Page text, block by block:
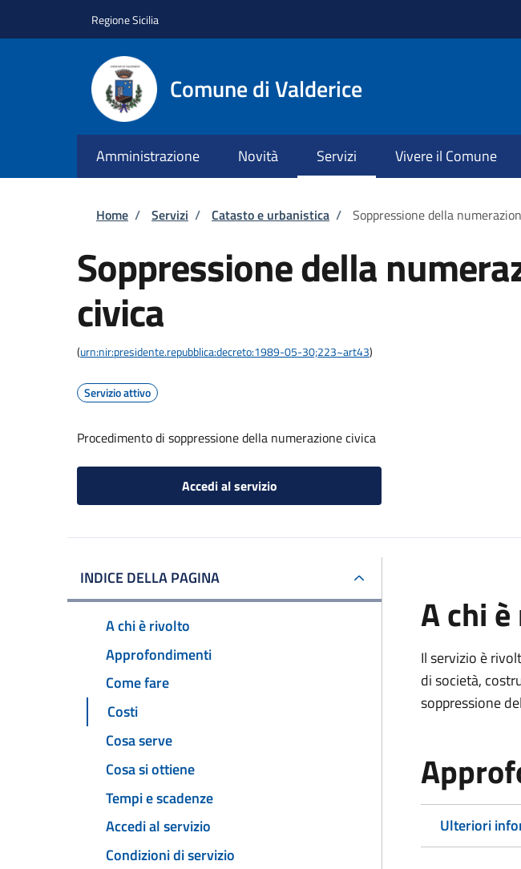
Regione Sicilia
Comune di Valderice
Amministrazione Novità Servizi Vivere il Comune
Briciole di pane
Home / Servizi / Catasto e urbanistica / Soppressione della
Soppressione della
civica
(urn:nir:presidente.repubblica:decreto:1989-05-30;223~art43)
Servizio attivo
Procedimento di soppressione della numerazione civica
Accedi al servizio
INDICE DELLA PAGINA
A chi è rivolto
Approfondimenti
Come fare
Costi
Cosa serve
Cosa si ottiene
Tempi e scadenze
Accedi al servizio
Condizioni di servizio
A chi
Il servizio è
di società,
soppressione
Ulteriori